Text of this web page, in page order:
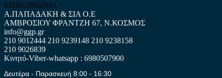
ΕΠΙΚΟΙΝΩΝΙΑ
Α.ΠΑΠΑΔΑΚΗ & ΣΙΑ Ο.Ε
ΑΜΒΡΟΣΙΟΥ ΦΡΑΝΤΖΗ 67, Ν.ΚΟΣΜΟΣ
info@ggp.gr
210 9012444 210 9239148 210 9238158
210 9026839
Κινητό-Viber-whatsapp : 6980507900
Δευτέρα - Παρασκευή 8:00 - 16:30